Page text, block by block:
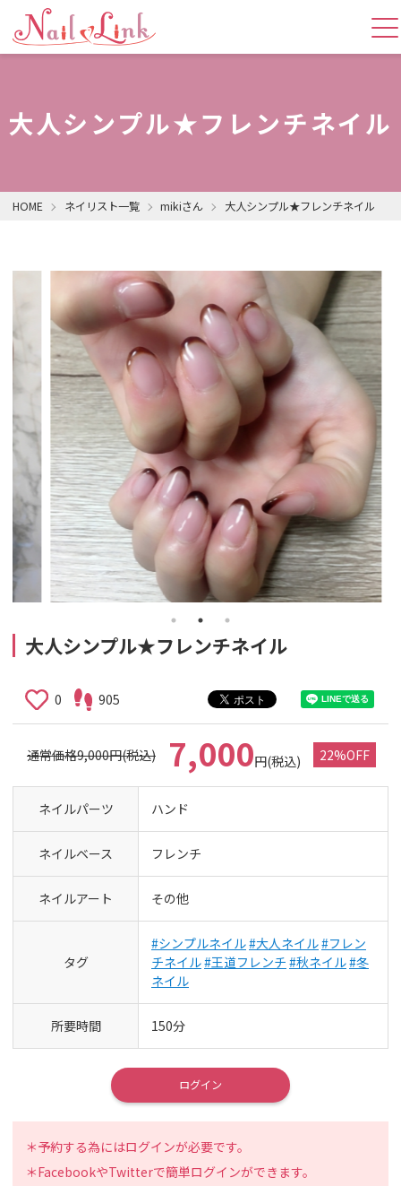
大人シンプル★フレンチネイル
HOME ネイリスト一覧 mikiさん 大人シンプル★フレンチネイル
大人シンプル★フレンチネイル
0 905
通常価格9,000円(税込) 7,000円(税込) 22%OFF
ネイルパーツ ハンド
ネイルベース フレンチ
ネイルアート その他
タグ
#シンプルネイル#大人ネイル#フレン
チネイル#王道フレンチ #秋ネイル#冬
ネイル
所要時間 150分
ログイン
＊予約する為にはログインが必要です。
＊FacebookやTwitterで簡単ログインができます。